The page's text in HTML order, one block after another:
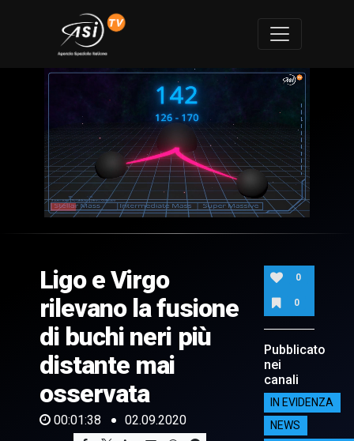
of
38
seconds
Ligo e Virgo
rilevano la fusione
di buchi neri più
distante mai
osservata
00:01:38 02.09.2020
0
0
Pubblicato
nei
canali
IN EVIDENZA
NEWS